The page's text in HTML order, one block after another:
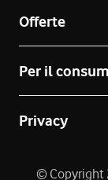
Offerte
Per il
Privacy
© Copyright